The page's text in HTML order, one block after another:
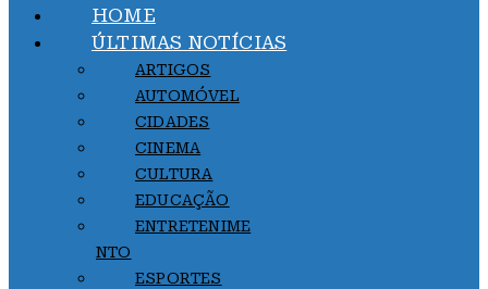
HOME
ÚLTIMAS NOTÍCIAS
ARTIGOS
AUTOMÓVEL
CIDADES
CINEMA
CULTURA
EDUCAÇÃO
ENTRETENIME
NTO
ESPORTES